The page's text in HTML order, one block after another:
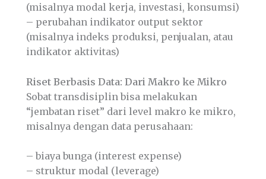
(misalnya modal kerja, investasi, konsumsi)
– perubahan indikator output sektor
(misalnya indeks produksi, penjualan, atau
indikator aktivitas)
Riset Berbasis Data: Dari Makro ke Mikro
Sobat transdisiplin bisa melakukan
“jembatan riset” dari level makro ke mikro,
misalnya dengan data perusahaan:
– biaya bunga (interest expense)
– struktur modal (leverage)